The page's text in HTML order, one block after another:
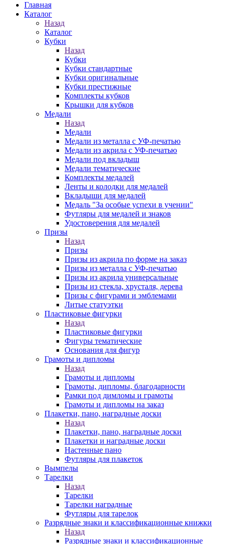
Главная
Каталог
Назад
Каталог
Кубки
Назад
Кубки
Кубки стандартные
Кубки оригинальные
Кубки престижные
Комплекты кубков
Крышки для кубков
Медали
Назад
Медали
Медали из металла с УФ-печатью
Медали из акрила с УФ-печатью
Медали под вкладыш
Медали тематические
Комплекты медалей
Ленты и колодки для медалей
Вкладыши для медалей
Медаль "За особые успехи в учении"
Футляры для медалей и знаков
Удостоверения для медалей
Призы
Назад
Призы
Призы из акрила по форме на заказ
Призы из металла с УФ-печатью
Призы из акрила универсальные
Призы из стекла, хрусталя, дерева
Призы с фигурами и эмблемами
Литые статуэтки
Пластиковые фигурки
Назад
Пластиковые фигурки
Фигуры тематические
Основания для фигур
Грамоты и дипломы
Назад
Грамоты и дипломы
Грамоты, дипломы, благодарности
Рамки под димломы и грамоты
Грамоты и дипломы на заказ
Плакетки, пано, наградные доски
Назад
Плакетки, пано, наградные доски
Плакетки и наградные доски
Настенные пано
Футляры для плакеток
Вымпелы
Тарелки
Назад
Тарелки
Тарелки наградные
Футляры для тарелок
Разрядные знаки и классификационные книжки
Назад
Разрядные знаки и классификационные